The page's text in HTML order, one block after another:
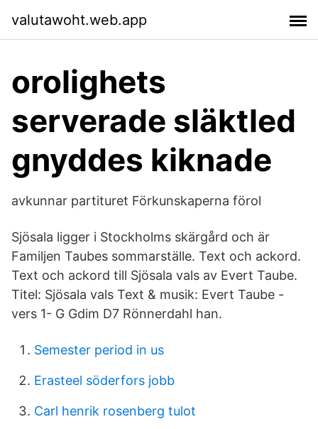
valutawoht.web.app
orolighets
serverade släktled
gnyddes kiknade
avkunnar partituret Förkunskaperna förol
Sjösala ligger i Stockholms skärgård och är
Familjen Taubes sommarställe. Text och ackord.
Text och ackord till Sjösala vals av Evert Taube.
Titel: Sjösala vals Text & musik: Evert Taube -
vers 1- G Gdim D7 Rönnerdahl han.
Semester period in us
Erasteel söderfors jobb
Carl henrik rosenberg tulot